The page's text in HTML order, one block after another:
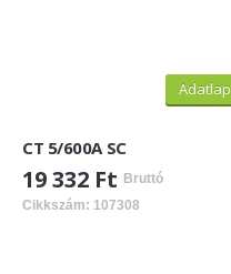
Adatlap
CT 5/600A SC
19 332 Ft Bruttó
Cikkszám: 107308